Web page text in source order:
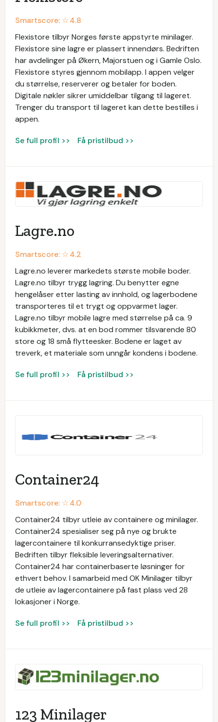
Smartscore: ☆4.8
Flexistore tilbyr Norges første appstyrte minilager.
Flexistore sine lagre er plassert innendørs. Bedriften
har avdelinger på Økern, Majorstuen og i Gamle Oslo.
Flexistore styres gjennom mobilapp. I appen velger
du størrelse, reserverer og betaler for boden.
Digitale nøkler sikrer umiddelbar tilgang til lageret.
Trenger du transport til lageret kan dette bestilles i
appen.
Se full profil >> Få pristilbud >>
Lagre.no
Smartscore: ☆4.2
Lagre.no leverer markedets største mobile boder.
Lagre.no tilbyr trygg lagring. Du benytter egne
hengelåser etter lasting av innhold, og lagerbodene
transporteres til et trygt og oppvarmet lager.
Lagre.no tilbyr mobile lagre med størrelse på ca. 9
kubikkmeter, dvs. at en bod rommer tilsvarende 80
store og 18 små flytteesker. Bodene er laget av
treverk, et materiale som unngår kondens i bodene.
Se full profil >> Få pristilbud >>
Container24
Smartscore: ☆4.0
Container24 tilbyr utleie av containere og minilager.
Container24 spesialiser seg på nye og brukte
lagercontainere til konkurransedyktige priser.
Bedriften tilbyr fleksible leveringsalternativer.
Container24 har containerbaserte løsninger for
ethvert behov. I samarbeid med OK Minilager tilbyr
de utleie av lagercontainere på fast plass ved 28
lokasjoner i Norge.
Se full profil >> Få pristilbud >>
123 Minilager